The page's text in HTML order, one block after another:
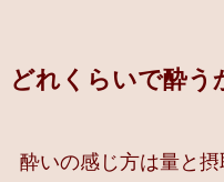
どれくらいで酔う
酔いの感じ方は量と